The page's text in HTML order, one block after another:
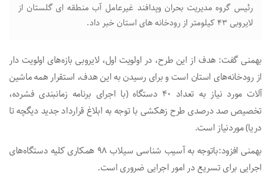
رئیس گروه مدیریت بحران وپدافند غیرعامل آب منطقه ای گلستان از
لایروبی ۴۳ کیلومتر از رودخانه های استان خبر داد.
بهمنی گفت: هدف از این طرح، در اولویت اول، لایروبی بازه‌های اولویت دار
از رودخانه‌های استان است و برای رسیدن به این هدف، استقرار همه ماشین
آلات مورد نیاز به تعداد ۴۰ دستگاه (با اجرای برنامه زمانبندی فشرده،
تخصیص صد درصدی طرح زهکشی با توجه به ابلاغ قرارداد جدید دیگچه تا
دریا) موردنیاز است.
بهمنی افزود:باتوجه به آسیب شناسی سیلاب ۹۸ همکاری کلیه دستگاه‌های
اجرایی برای تسریع در امور اجرایی ضروری است.